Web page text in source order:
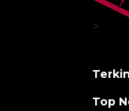
>
Top